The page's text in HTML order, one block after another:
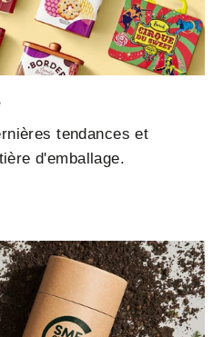
tendances et
d'emballage.